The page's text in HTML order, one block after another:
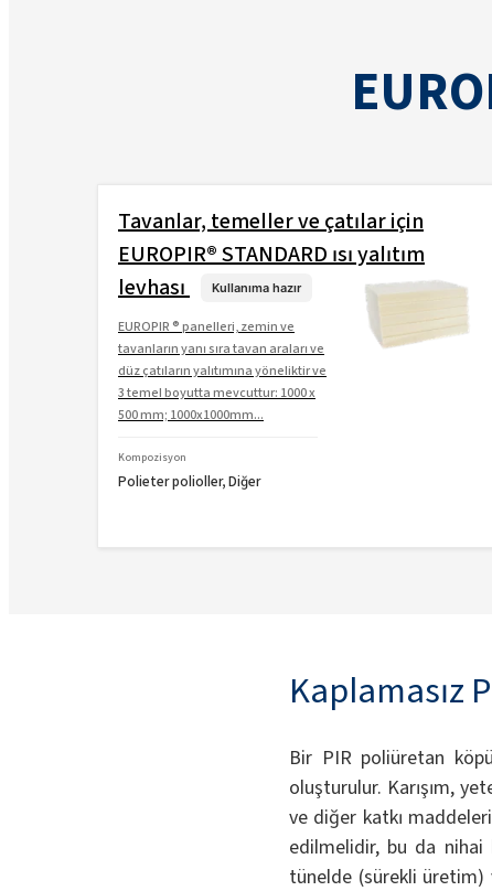
Tavanlar, temeller ve çatılar için
EUROPIR® STANDARD ısı yalıtım
levhası
Kullanıma hazır
EUROPIR ® panelleri, zemin ve
tavanların yanı sıra tavan araları ve
düz çatıların yalıtımına yöneliktir ve
3 temel boyutta mevcuttur: 1000 x
500 mm; 1000x1000mm...
Kompozisyon
Polieter polioller, Diğer
Kaplamasız
Bir PIR poliüretan
oluşturulur. Karışım,
ve diğer katkı
edilmelidir, bu da nihai
tünelde (sürekli üretim)